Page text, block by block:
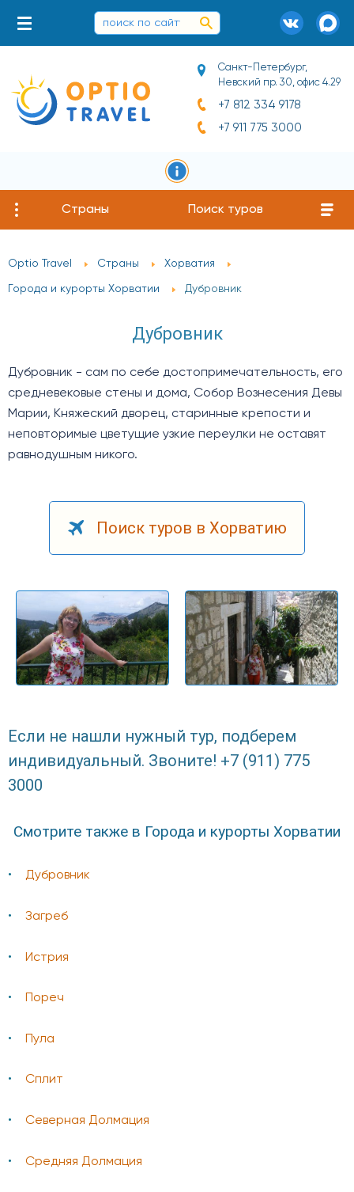
Санкт-Петербург,
Невский пр. 30, офис 4.29
+7 812 334 9178
+7 911 775 3000
Страны Поиск туров
Optio Travel Страны Хорватия
Города и курорты Хорватии Дубровник
Дубровник
Дубровник - сам по себе достопримечательность, его
средневековые стены и дома, Собор Вознесения Девы
Марии, Княжеский дворец, старинные крепости и
неповторимые цветущие узкие переулки не оставят
равнодушным никого.
Поиск туров в Хорватию
Если не нашли нужный тур, подберем
индивидуальный. Звоните! +7 (911) 775
3000
Смотрите также в Города и курорты Хорватии
Дубровник
Загреб
Истрия
Пореч
Пула
Сплит
Северная Долмация
Средняя Долмация